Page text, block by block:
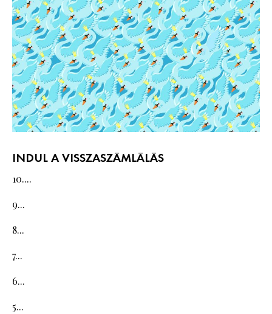
INDUL A VISSZASZÁMLÁLÁS
10....
9...
8...
7...
6...
5...